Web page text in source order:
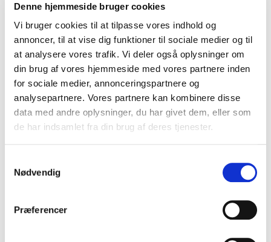
Denne hjemmeside bruger cookies
Vi bruger cookies til at tilpasse vores indhold og
annoncer, til at vise dig funktioner til sociale medier og til
at analysere vores trafik. Vi deler også oplysninger om
din brug af vores hjemmeside med vores partnere inden
for sociale medier, annonceringspartnere og
analysepartnere. Vores partnere kan kombinere disse
data med andre oplysninger, du har givet dem, eller som
de har indsamlet fra din brug af deres tjenester.
Nødvendig
Præferencer
Hvilke emner dækker vores
foredrag om mænd?
Foredragene udforsker, hvordan maskulinitet formes
af kultur, opvækst og samfundets forventninger. De
kan også sætte fokus på mænds trivsel, sociale
muligheder og forholdet mellem køn, krop og
identitet. Deltagerne møder både personlige
fortællinger og bredere analyser af mænds vilkår.
manderoller